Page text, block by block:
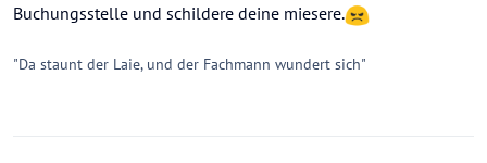
Buchungsstelle und schildere deine miesere.
"Da staunt der Laie, und der Fachmann wundert sich"